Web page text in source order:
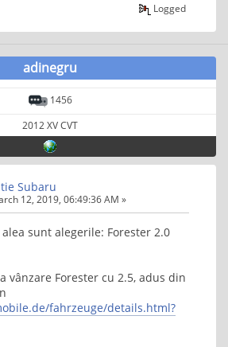
Logged
adinegru
1456
2012 XV CVT
Subaru
12, 2019, 06:49:36 AM »
sunt alegerile: Forester 2.0
vânzare Forester cu 2.5, adus din
fahrzeuge/details.html?